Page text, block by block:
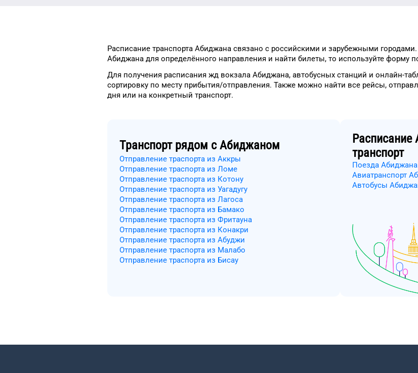
Расписание транспорта Абиджана связано с российскими и зарубежными городами.
Абиджана для определённого направления и найти билеты, то используйте форму
Для получения расписания жд вокзала Абиджана, автобусных станций и онлайн-
сортировку по месту прибытия/отправления. Также можно найти все рейсы,
дня или на конкретный транспорт.
Транспорт рядом с Абиджаном
Отправление траспорта из Аккры
Отправление траспорта из Ломе
Отправление траспорта из Котону
Отправление траспорта из Уагадугу
Отправление траспорта из Лагоса
Отправление траспорта из Бамако
Отправление траспорта из Фритауна
Отправление траспорта из Конакри
Отправление траспорта из Абуджи
Отправление траспорта из Малабо
Отправление траспорта из Бисау
Расписание
транспорт
Поезда Абиджана
Авиатранспорт
Автобусы